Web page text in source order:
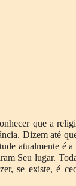
que a
Dizem até
atualmente é a
Seu lugar.
se existe, é